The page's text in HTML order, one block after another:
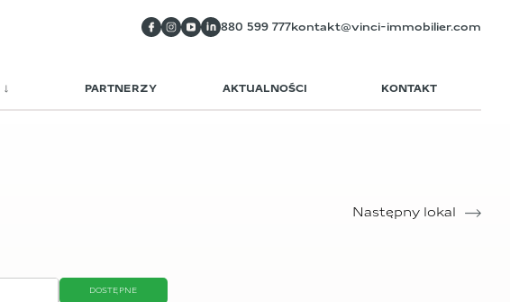
880 599 777kontakt@vinci-immobilier.com
PARTNERZY AKTUALNOŚCI KONTAKT
Następny lokal
DOSTĘPNE